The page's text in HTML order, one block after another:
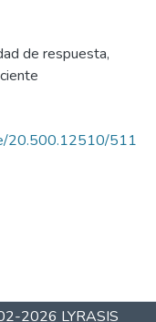
de respuesta,
20.500.12510/511
2026 LYRASIS